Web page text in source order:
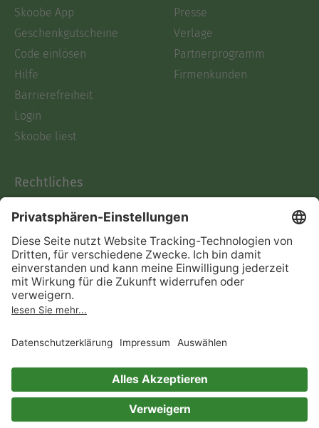
Skoobe App
Geschenkgutscheine
Code einlösen
Hilfe
Barrierefreiheit
Login
Skoobe liest
Presse
Verlage
Partnerprogramm
Firmenkunden
Rechtliches
AGB
Informationen nach Data
Act
Verträge hier kündigen
Impressum
Immer ein gutes Buch